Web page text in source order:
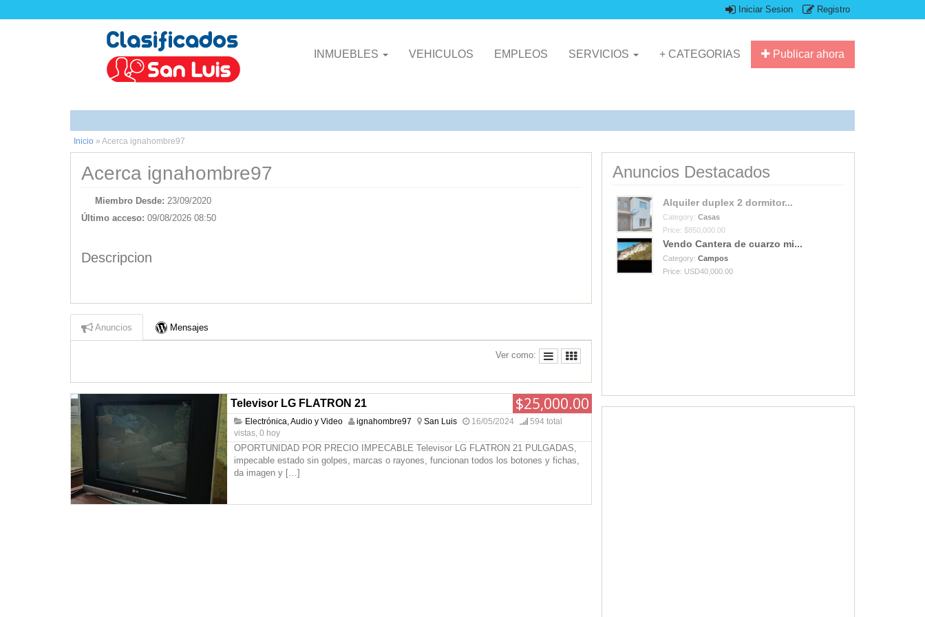
Iniciar Sesion Registro
Publicar ahora
INMUEBLES VEHICULOS EMPLEOS SERVICIOS + CATEGORIAS
Inicio » Acerca ignahombre97
Acerca ignahombre97
Miembro Desde: 23/09/2020
Último acceso: 09/08/2026 08:50
Descripcion
Anuncios Mensajes
Ver como:
$25,000.00
Televisor LG FLATRON 21
Electrónica, Audio y Video ignahombre97 San Luis 16/05/2024
594 total
vistas, 0 hoy
OPORTUNIDAD POR PRECIO IMPECABLE Televisor LG FLATRON 21 PULGADAS,
impecable estado sin golpes, marcas o rayones, funcionan todos los botones y fichas,
da imagen y […]
Anuncios Destacados
Alquiler duplex 2 dormitor...
Category: Casas
Price: $850,000.00
Vendo Cantera de cuarzo mi...
Category: Campos
Price: USD40,000.00